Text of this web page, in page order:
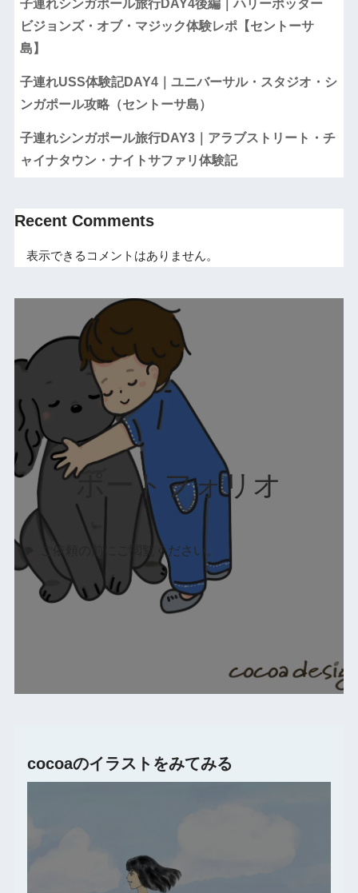
子連れシンガポール旅行DAY4後編｜ハリーポッター
ビジョンズ・オブ・マジック体験レポ【セントーサ
島】
子連れUSS体験記DAY4｜ユニバーサル・スタジオ・シ
ンガポール攻略（セントーサ島）
子連れシンガポール旅行DAY3｜アラブストリート・チ
ャイナタウン・ナイトサファリ体験記
Recent Comments
表示できるコメントはありません。
ポートフォリオ
ご依頼の前にご閲覧ください。
cocoaのイラストをみてみる